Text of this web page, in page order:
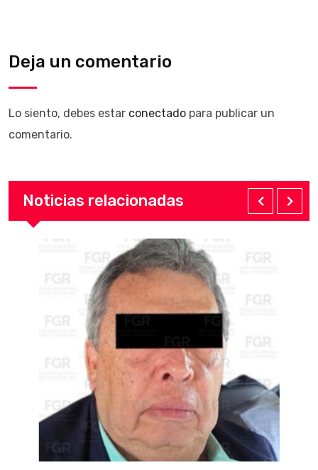
Deja un comentario
Lo siento, debes estar conectado para publicar un
comentario.
Noticias relacionadas